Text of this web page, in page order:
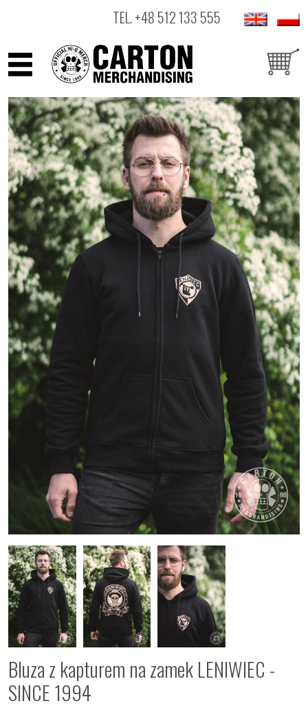
TEL.+48 512 133 555
ARTYŚCI
PRODUKTY
OUTLET
Bluza z kapturem na zamek LENIWIEC -
SINCE 1994